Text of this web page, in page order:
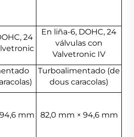
24
En liña-6, DOHC, 24
válvulas con
Valvetronic IV
Turboalimentado (de
dous caracolas)
mm 82,0 mm × 94,6 mm